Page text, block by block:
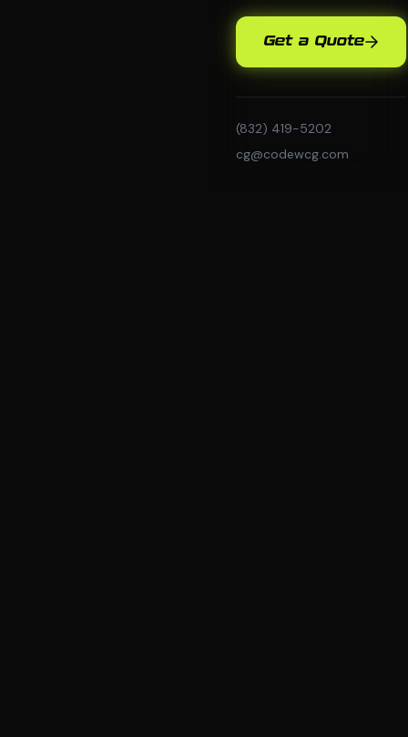
Get a Quote
(832) 419-5202
cg@codewcg.com